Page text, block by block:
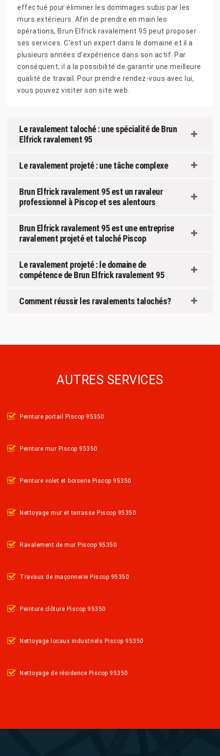
effectué pour éliminer les dommages subis par les
murs extérieurs. Afin de prendre en main les
opérations, Brun Elfrick ravalement 95 peut proposer
ses services. C'est un expert dans le domaine et il a
plusieurs années d'expérience dans son actif. Par
conséquent, il a la possibilité de garantir une meilleure
qualité de travail. Pour prendre rendez-vous avec lui,
vous pouvez visiter son site web.
Le ravalement taloché : une spécialité de Brun
Elfrick ravalement 95
Le ravalement projeté : une tâche complexe
Brun Elfrick ravalement 95 est un ravaleur
professionnel à Piscop et ses alentours
Brun Elfrick ravalement 95 est une entreprise
ravalement projeté et taloché Piscop
Le ravalement projeté : le domaine de
compétence de Brun Elfrick ravalement 95
Comment réussir les ravalements talochés?
AUTRES SERVICES
Peinture portail Piscop 95350
Peinture mur Piscop 95350
Peinture volet et boiserie Piscop 95350
Nettoyage mur et terrasse Piscop 95350
Ravalement de mur Piscop 95350
Travaux de maçonnerie Piscop 95350
Peinture clôture Piscop 95350
Nettoyage locaux industriels Piscop 95350
Nettoyage de résidence Piscop 95350